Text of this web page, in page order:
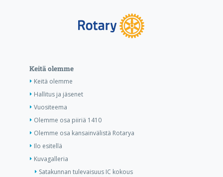
Keitä olemme
Keitä olemme
Hallitus ja jäsenet
Vuositeema
Olemme osa piiriä 1410
Olemme osa kansainvälistä Rotarya
Ilo esitellä
Kuvagalleria
Satakunnan tulevaisuus IC kokous